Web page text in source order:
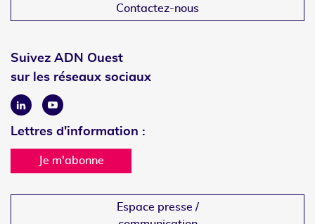
Contactez-nous
Suivez ADN Ouest
sur les réseaux sociaux
LinkedinYoutube
Lettres d'information :
Je m'abonne
Espace presse /